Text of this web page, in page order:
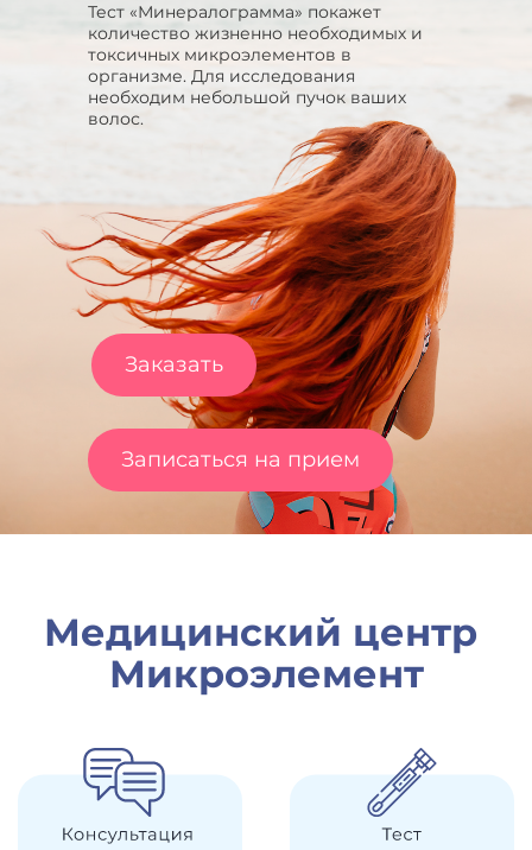
Тест «Минералограмма» покажет
количество жизненно необходимых и
токсичных микроэлементов в
организме. Для исследования
необходим небольшой пучок ваших
волос.
Заказать
Записаться на прием
Медицинский центр
Микроэлемент